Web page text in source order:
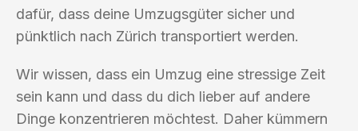
dafür, dass deine Umzugsgüter sicher und
pünktlich nach Zürich transportiert werden.
Wir wissen, dass ein Umzug eine stressige Zeit
sein kann und dass du dich lieber auf andere
Dinge konzentrieren möchtest. Daher kümmern